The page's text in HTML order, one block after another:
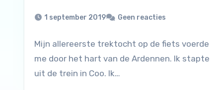
1 september 2019 Geen reacties
Mijn allereerste trektocht op de fiets voerde
me door het hart van de Ardennen. Ik stapte
uit de trein in Coo. Ik…